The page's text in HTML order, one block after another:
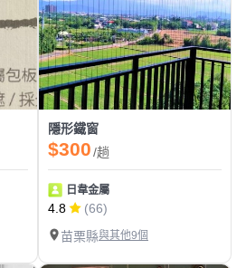
隱形鐵窗
$300/趟
日韋金屬
4.8
(66)
苗栗縣與其他9個